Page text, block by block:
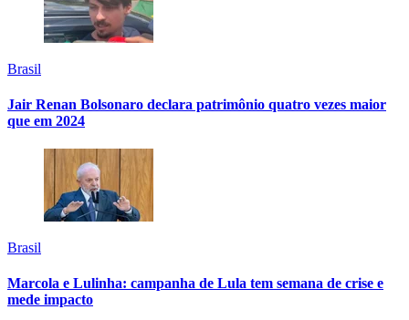
Brasil
Jair Renan Bolsonaro declara patrimônio quatro vezes maior
que em 2024
Brasil
Marcola e Lulinha: campanha de Lula tem semana de crise e
mede impacto